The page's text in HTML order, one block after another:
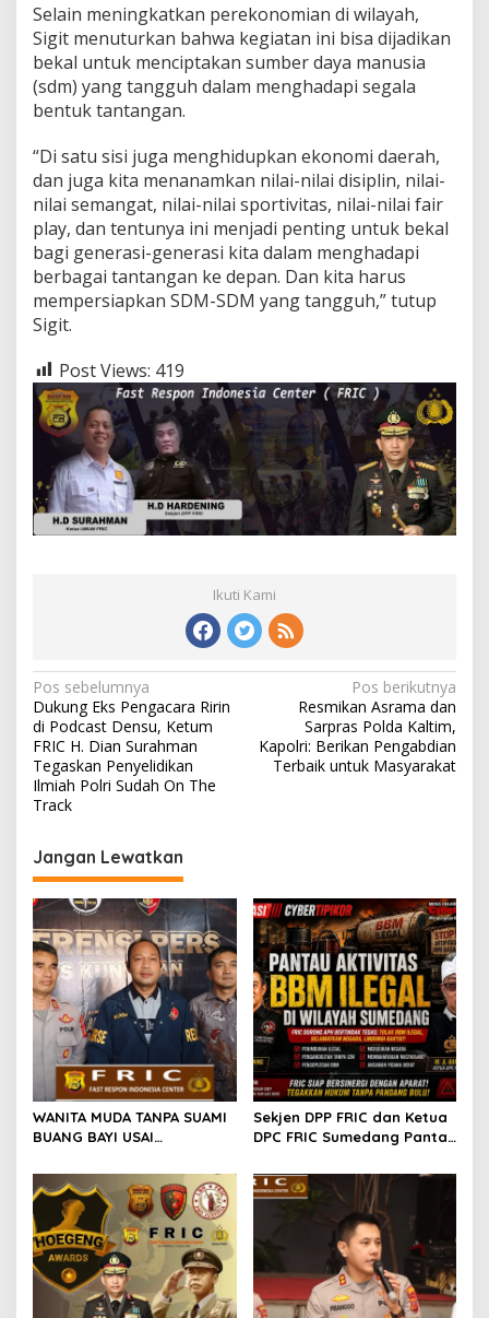
Selain meningkatkan perekonomian di wilayah,
Sigit menuturkan bahwa kegiatan ini bisa dijadikan
bekal untuk menciptakan sumber daya manusia
(sdm) yang tangguh dalam menghadapi segala
bentuk tantangan.
“Di satu sisi juga menghidupkan ekonomi daerah,
dan juga kita menanamkan nilai-nilai disiplin, nilai-
nilai semangat, nilai-nilai sportivitas, nilai-nilai fair
play, dan tentunya ini menjadi penting untuk bekal
bagi generasi-generasi kita dalam menghadapi
berbagai tantangan ke depan. Dan kita harus
mempersiapkan SDM-SDM yang tangguh,” tutup
Sigit.
Post Views: 419
Ikuti Kami
Navigasi
pos
Pos sebelumnya
Dukung Eks Pengacara Ririn
di Podcast Densu, Ketum
FRIC H. Dian Surahman
Tegaskan Penyelidikan
Ilmiah Polri Sudah On The
Track
Pos berikutnya
Resmikan Asrama dan
Sarpras Polda Kaltim,
Kapolri: Berikan Pengabdian
Terbaik untuk Masyarakat
Jangan Lewatkan
WANITA MUDA TANPA SUAMI
BUANG BAYI USAI
Sekjen DPP FRIC dan Ketua
DPC FRIC Sumedang Pantau
Ilegal di Wilayah
Sumedang, Minta APH
Bertindak Tegas